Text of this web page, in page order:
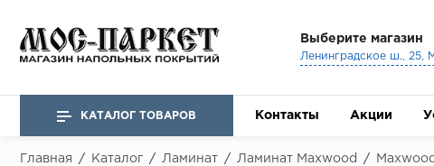
Выберите магазин
Ленинградское ш., 25,
КАТАЛОГ ТОВАРОВ Контакты Акции
Главная / Каталог / Ламинат / Ламинат Maxwood /